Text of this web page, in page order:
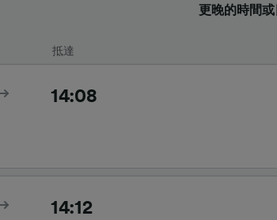
更晚的時間或
抵達
14:08
14:12